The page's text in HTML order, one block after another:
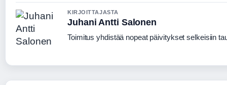
KIRJOITTAJASTA
Juhani Antti Salonen
Toimitus yhdistää nopeat päivitykset selkeisiin